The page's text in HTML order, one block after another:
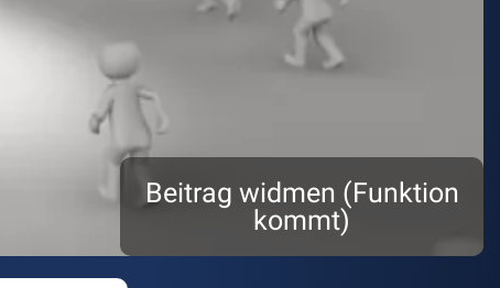
Beitrag widmen (Funktion
kommt)